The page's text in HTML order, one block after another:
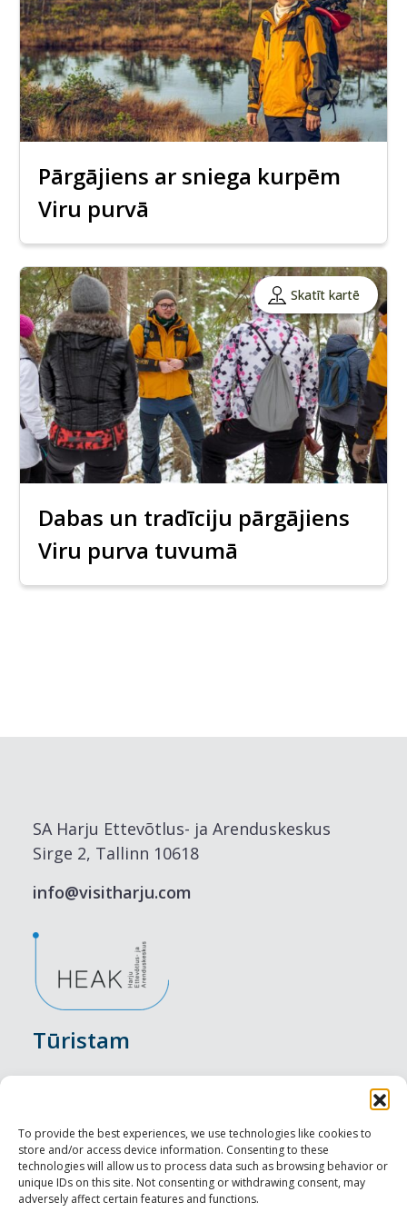
To provide the best experiences, we use technologies like cookies to
store and/or access device information. Consenting to these
technologies will allow us to process data such as browsing behavior or
unique IDs on this site. Not consenting or withdrawing consent, may
adversely affect certain features and functions.
Pārgājiens ar sniega kurpēm
Viru purvā
Skatīt kartē
Dabas un tradīciju pārgājiens
Viru purva tuvumā
SA Harju Ettevõtlus- ja Arenduskeskus
Sirge 2, Tallinn 10618
info@visitharju.com
Tūristam
Nakšņošana
Vietas maltītei
Apskates objekti